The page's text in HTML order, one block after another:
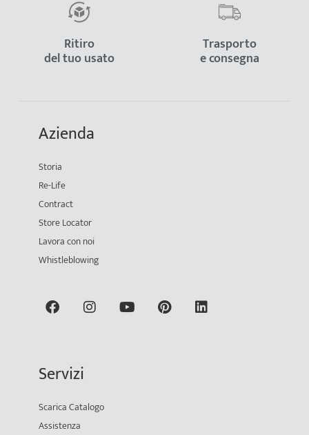
Ritiro
del tuo usato
Trasporto
e consegna
Azienda
Storia
Re-Life
Contract
Store Locator
Lavora con noi
Whistleblowing
Servizi
Scarica Catalogo
Assistenza